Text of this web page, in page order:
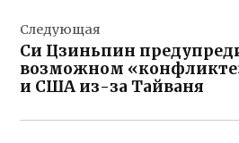
Следующая
Си Цзиньпин
возможном
и США из-за Тайваня